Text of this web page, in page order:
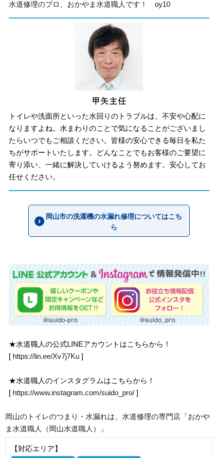
水道修理のプロ、おかやま水道職人です！ oy10
トイレや洗面所といった水回りのトラブルは、不安や心配に
なりますよね。水まわりのことで気になることがございまし
たらいつでもご相談ください。皆様の安心できる毎日を私た
ちがサポートいたします。どんなことでもお客様のご要望に
寄り添い、一緒に解決していけるよう努めます。安心してお
任せください。
岡山市の洗濯機の水漏れ修理についてはこち
ら
★水道職人の公式LINEアカウントはこちらから！
[ https://lin.ee/Xv7j7Ku ]
★水道職人のインスタグラムはこちらから！
[ https://www.instagram.com/suido_pro/ ]
岡山のトイレのつまり・水漏れは、水道修理の専門店「おかや
ま水道職人（岡山水道職人）」
【対応エリア】